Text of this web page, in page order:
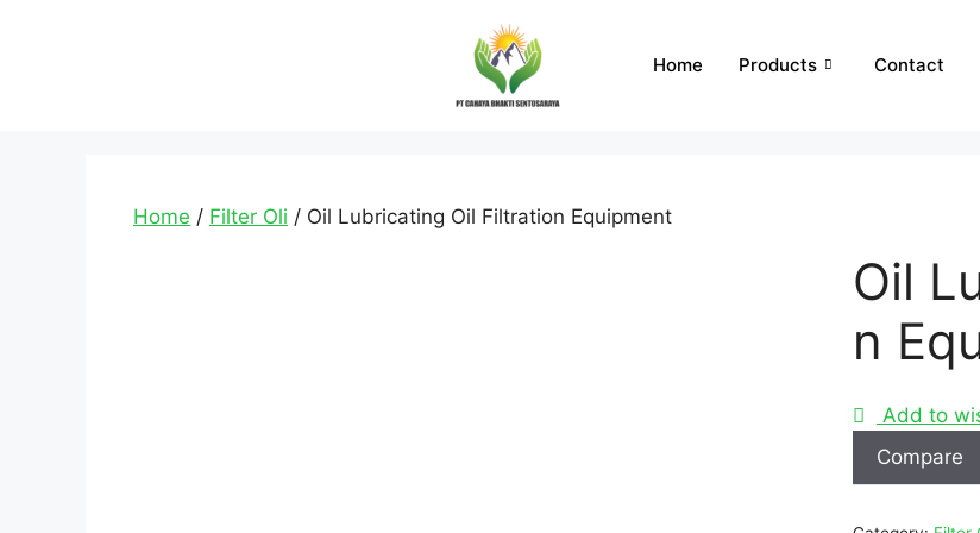
Home Products Contact
Home / Filter Oli / Oil Lubricating Oil Filtration Equipment
Oil
n
Add to
Compare